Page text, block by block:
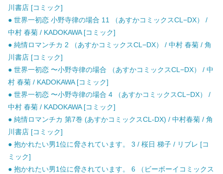
川書店 [コミック]
● 世界一初恋 小野寺律の場合 11 （あすかコミックスCL−DX） /
中村 春菊 / KADOKAWA [コミック]
● 純情ロマンチカ 2 （あすかコミックスCL−DX） / 中村 春菊 / 角
川書店 [コミック]
● 世界一初恋 〜小野寺律の場合 （あすかコミックスCL−DX） / 中
村 春菊 / KADOKAWA [コミック]
● 世界一初恋 〜小野寺律の場合 4 （あすかコミックスCL−DX） /
中村 春菊 / KADOKAWA [コミック]
● 純情ロマンチカ 第7巻 (あすかコミックスCL-DX) / 中村春菊 / 角
川書店 [コミック]
● 抱かれたい男1位に脅されています。 3 / 桜日 梯子 / リブレ [コ
ミック]
● 抱かれたい男1位に脅されています。 6 （ビーボーイコミックス